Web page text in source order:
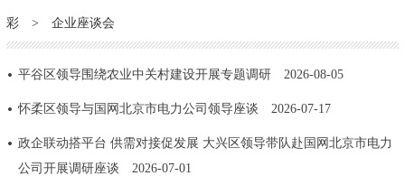
北京要闻 会议信息 部门动态
各区热点
政务公开
彩> 企业座谈会
平谷区领导围绕农业中关村建设开展专题调研 2026-08-05
怀柔区领导与国网北京市电力公司领导座谈 2026-07-17
政企联动搭平台 供需对接促发展 大兴区领导带队赴国网北京市电力
公司开展调研座谈
2026-07-01